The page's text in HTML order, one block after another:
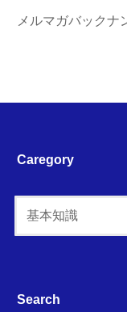
メルマガバックナ
Caregory
Search